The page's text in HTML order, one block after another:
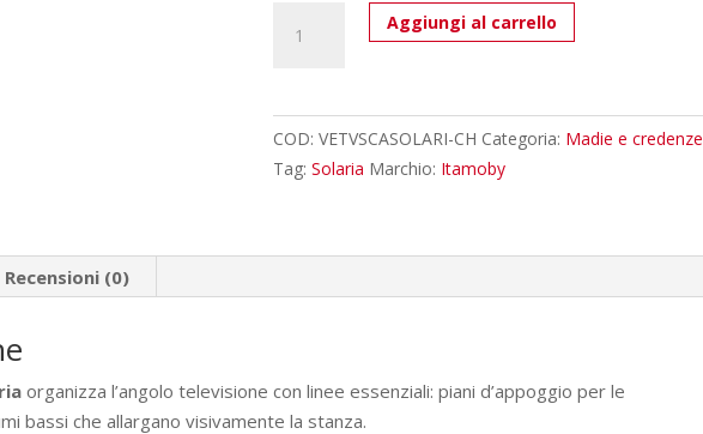
ribalta/2
cassetti
Solaria
Aggiungi al carrello
COD: VETVSCASOLARI-CH Categoria: Madie e credenze
Tag: Solaria Marchio: Itamoby
Recensioni (0)
organizza l’angolo televisione con linee essenziali: piani d’appoggio per le
bassi che allargano visivamente la stanza.